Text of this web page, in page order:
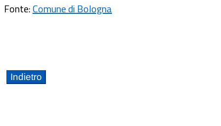
Fonte:Comune di Bologna